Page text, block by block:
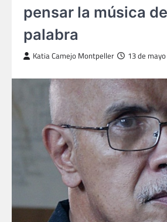
pensar la música
palabra
Katia Camejo Montpeller 13 de